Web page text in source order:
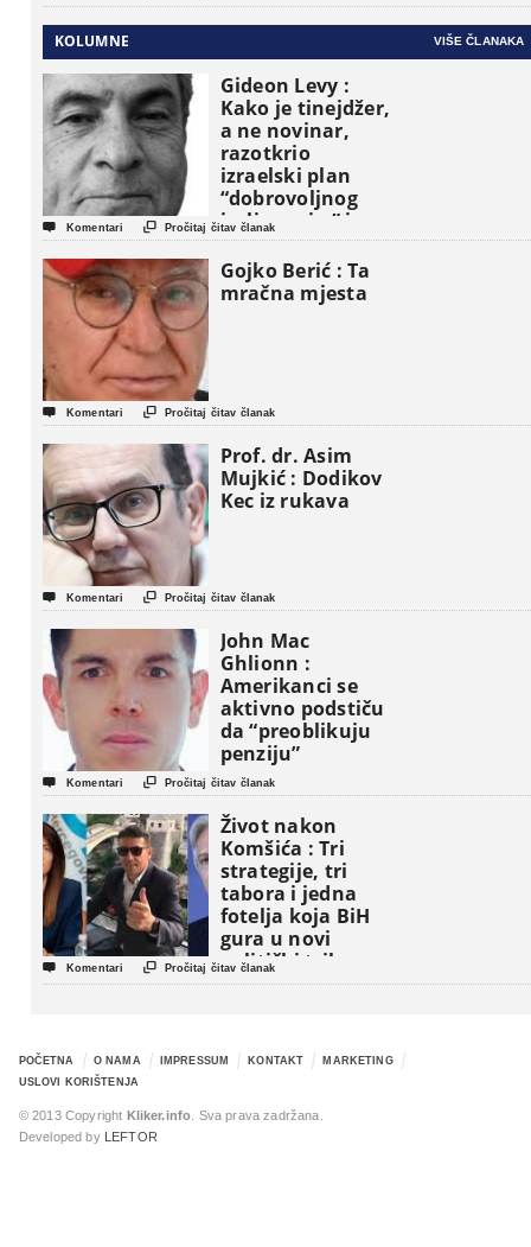
KOLUMNE VIŠE ČLANAKA
Gideon Levy :
Kako je tinejdžer,
a ne novinar,
razotkrio
izraelski plan
“dobrovoljnog
iseljavanja ” iz
Gaze
 Komentari  Pročitaj čitav članak
Gojko Berić : Ta
mračna mjesta
 Komentari  Pročitaj čitav članak
Prof. dr. Asim
Mujkić : Dodikov
Kec iz rukava
 Komentari  Pročitaj čitav članak
John Mac
Ghlionn :
Amerikanci se
aktivno podstiču
da “preoblikuju
penziju”
 Komentari  Pročitaj čitav članak
Život nakon
Komšića : Tri
strategije, tri
tabora i jedna
fotelja koja BiH
gura u novi
politički triler
 Komentari  Pročitaj čitav članak
POČETNA O NAMA IMPRESSUM KONTAKT
MARKETING
USLOVI KORIŠTENJA
© 2013 Copyright Kliker.info . Sva prava zadržana.
Developed by
LEFTOR